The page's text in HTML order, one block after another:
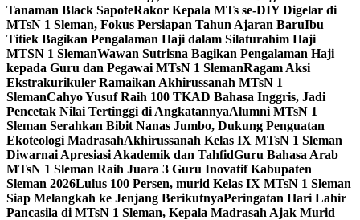
Tanaman Black SapoteRakor Kepala MTs se-DIY Digelar di
MTsN 1 Sleman, Fokus Persiapan Tahun Ajaran BaruIbu
Titiek Bagikan Pengalaman Haji dalam Silaturahim Haji
MTSN 1 SlemanWawan Sutrisna Bagikan Pengalaman Haji
kepada Guru dan Pegawai MTsN 1 SlemanRagam Aksi
Ekstrakurikuler Ramaikan Akhirussanah MTsN 1
SlemanCahyo Yusuf Raih 100 TKAD Bahasa Inggris, Jadi
Pencetak Nilai Tertinggi di AngkatannyaAlumni MTsN 1
Sleman Serahkan Bibit Nanas Jumbo, Dukung Penguatan
Ekoteologi MadrasahAkhirussanah Kelas IX MTsN 1 Sleman
Diwarnai Apresiasi Akademik dan TahfidGuru Bahasa Arab
MTsN 1 Sleman Raih Juara 3 Guru Inovatif Kabupaten
Sleman 2026Lulus 100 Persen, murid Kelas IX MTsN 1 Sleman
Siap Melangkah ke Jenjang BerikutnyaPeringatan Hari Lahir
Pancasila di MTsN 1 Sleman, Kepala Madrasah Ajak Murid